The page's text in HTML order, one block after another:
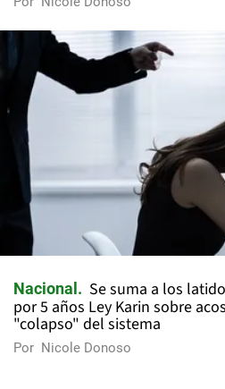
Nacional
Se suma a los
por 5 años Ley Karin sobre
"colapso" del sistema
Por Nicole Donoso